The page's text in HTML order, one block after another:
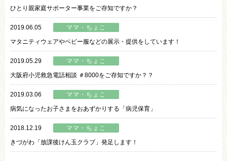
ひとり親家庭サポーター事業をご存知ですか？
2019.06.05
ママ・ちょこ
マタニティウェアやベビー服などの展示・提供をしています！
2019.05.29
ママ・ちょこ
大阪府小児救急電話相談 ＃8000をご存知ですか？？
2019.03.06
ママ・ちょこ
病気になったお子さまをおあずかりする「病児保育」
2018.12.19
ママ・ちょこ
きづがわ「放課後けん玉クラブ」発足します！